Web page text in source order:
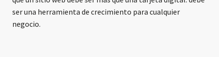
ser una herramienta de crecimiento para cualquier
negocio.